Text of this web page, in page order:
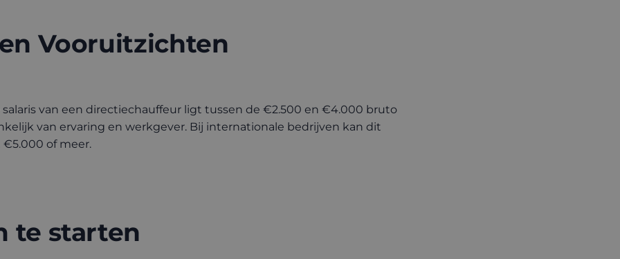
Vooruitzichten
van een directiechauffeur ligt tussen de €2.500 en €4.000 bruto
van ervaring en werkgever. Bij internationale bedrijven kan dit
of meer.
te starten